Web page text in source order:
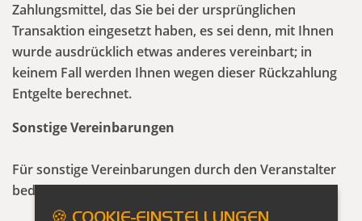
Zahlungsmittel, das Sie bei der ursprünglichen
Transaktion eingesetzt haben, es sei denn, mit Ihnen
wurde ausdrücklich etwas anderes vereinbart; in
keinem Fall werden Ihnen wegen dieser Rückzahlung
Entgelte berechnet.
Sonstige Vereinbarungen
Für sonstige Vereinbarungen durch den Veranstalter
bedarf es der Schriftform.
🍪 COOKIE-EINSTELLUNGEN